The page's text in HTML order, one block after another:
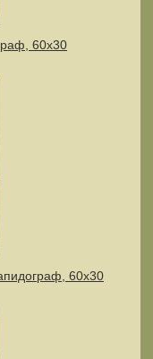
60х30
60х30